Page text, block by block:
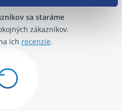
sa staráme
zákazníkov.
ich recenzie.